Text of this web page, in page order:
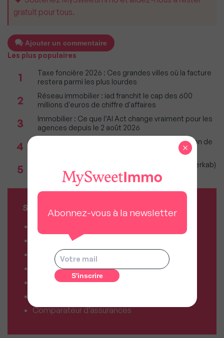
gratuit pour tous.
Ajouter un commentaire
Les plus populaires
1
Taxe foncière 2026 : Ces grandes villes où la facture
restera parmi les plus lourdes
2
Réseau immobilier : iad franchit le cap des 600
millions d'euros de chiffre d'affaires
3
Immobilier : Ce que l’AI Act change vraiment pour les
agences depuis le 2 août 2026
4
Incendies : Quels sont vos droits si votre location de
5
Immobilier 1er semestre 2026 (Observatoire Interkab)
: Climat et géopolitique redessinent marché
SERVICES MY SWEET'IMMO
Combien puis-je emprunter ?
Comparateur de forfaits mobile
Comparateur de forfaits box Internet
Comparateur d’offres déménagement
Comparateur d’assurances
Abonnez-vous à la newsletter
×